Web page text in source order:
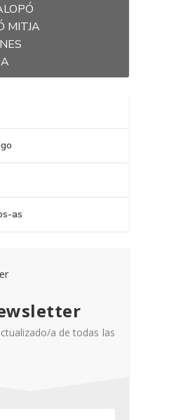
MITJA
as
a de todas las